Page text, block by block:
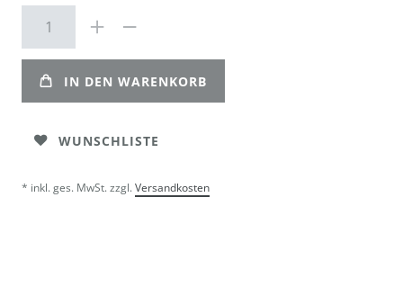
IN DEN WARENKORB
WUNSCHLISTE
* inkl. ges. MwSt. zzgl.Versandkosten